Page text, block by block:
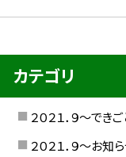
カテゴリ
２０２１．９〜でき
２０２１．９〜お知